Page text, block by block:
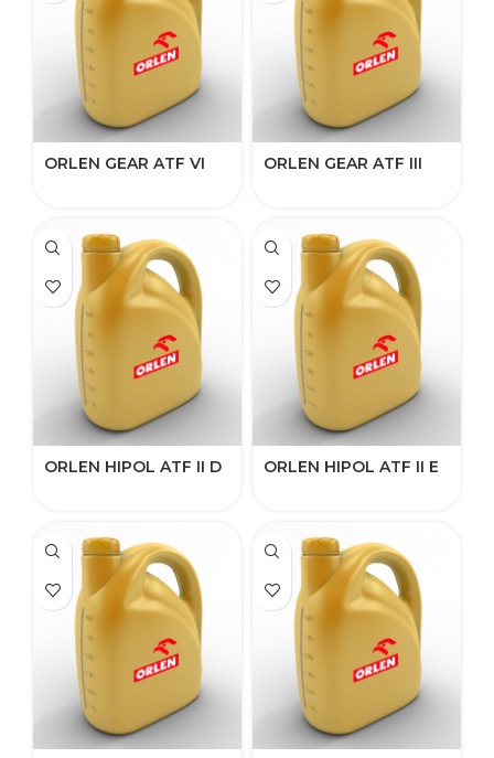
ORLEN GEAR ATF VI ORLEN GEAR ATF III​​​
ORLEN HIPOL ATF II D​​ ORLEN HIPOL ATF II E​